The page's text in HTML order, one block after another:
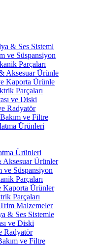
& Ses Sisteml
ve Süspansiyon
Parçaları
Aksesuar Ürünle
Kaporta Ürünle
Parçaları
ve Diski
Radyatör
ve Filtre
Ürünleri
Ürünleri
Ürünler
ve Süspansiyon
Parçaları
Kaporta Ürünler
Parçaları
Malzemeler
& Ses Sistemle
ve Diski
Radyatör
ve Filtre